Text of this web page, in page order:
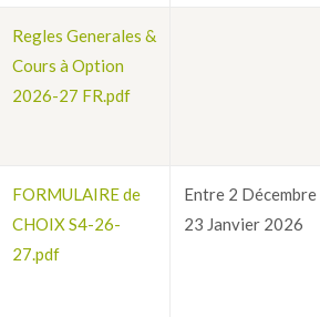
Regles Generales &
Cours à Option
2026-27 FR.pdf
FORMULAIRE de
CHOIX S4-26-
27.pdf
Entre 2
23 Janvier 2026